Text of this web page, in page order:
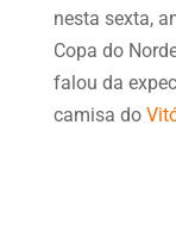
nesta sexta,
Copa do
falou da
camisa do